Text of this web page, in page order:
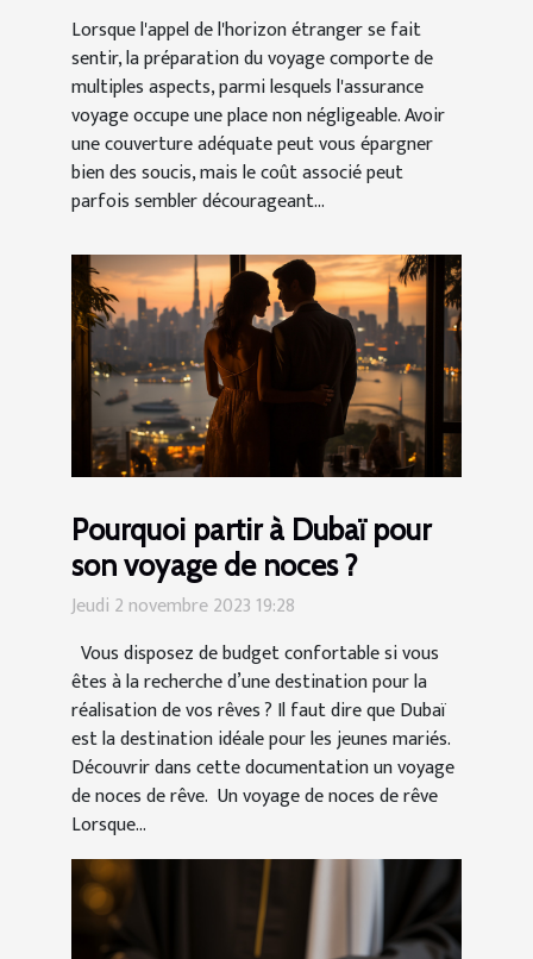
Lorsque l'appel de l'horizon étranger se fait
sentir, la préparation du voyage comporte de
multiples aspects, parmi lesquels l'assurance
voyage occupe une place non négligeable. Avoir
une couverture adéquate peut vous épargner
bien des soucis, mais le coût associé peut
parfois sembler décourageant...
Pourquoi partir à Dubaï pour
son voyage de noces ?
Jeudi 2 novembre 2023 19:28
Vous disposez de budget confortable si vous
êtes à la recherche d’une destination pour la
réalisation de vos rêves ? Il faut dire que Dubaï
est la destination idéale pour les jeunes mariés.
Découvrir dans cette documentation un voyage
de noces de rêve. Un voyage de noces de rêve
Lorsque...